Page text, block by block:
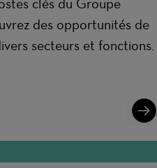
des opportunités de
secteurs et fonctions.
Learn
More